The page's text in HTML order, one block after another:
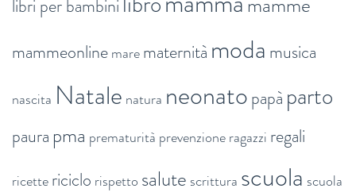
libri per bambini
mammeonlinemarematernità moda musica
nascita Natale natura neonatopapà parto
paura pma prematurità prevenzioneragazzi regali
ricettericiclo rispetto salute scrittura scuola scuola